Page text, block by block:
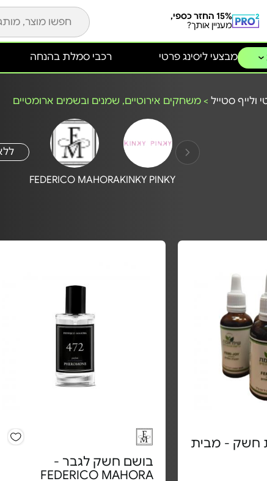
15% החזר כספי,
מעניין אותך?
מבצעי ליסינג פרטי רכבי סמלת בהנחה
ולייף סטייל > משחקים אירוטיים, שמנים ובשמים ארומטיים
KINKY PINKY
FEDERICO MAHORA
חשק - מבית
בושם חשק לגבר -
FEDERICO MAHORA